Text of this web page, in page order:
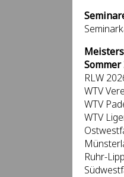
Sommer
RLW
WTV
WTV
WTV
Ruhr-